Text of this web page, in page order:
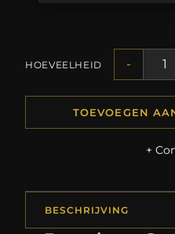
HOEVEELHEID -
TOEVOEGEN
+
BESCHRIJVING